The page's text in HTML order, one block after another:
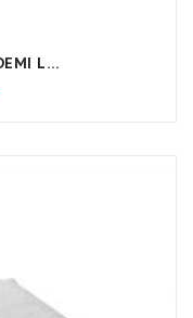
COUSSIN MANUCURE DEMI LUNE + HOUSSE BLANC